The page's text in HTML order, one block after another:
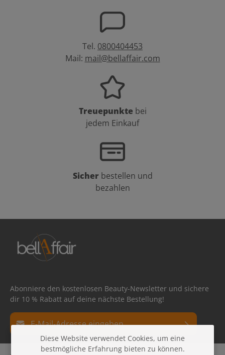
Tel. 0800404453
Mail: mail@bellaffair.com
Treuepunkte bei
jedem Einkauf
Sicher bestellen und
bezahlen
Abonniere den kostenlosen Beauty-Newsletter und sichere
dir 10 % Rabatt auf deine nächste Bestellung!
E-Mail-Adresse*
Datenschutz
Die mit einem Stern (*) markierten Felder sind
Diese Website verwendet Cookies, um eine
bestmögliche Erfahrung bieten zu können.